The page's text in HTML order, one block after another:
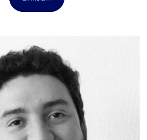
Bac+5 Direction Artistique option
Webdesign